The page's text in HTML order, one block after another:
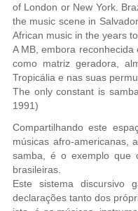
of London or New York.
the music scene in
African music in the years
A MB, embora
como matriz geradora,
Tropicália e nas suas
The only constant is
1991)
Compartilhando este
músicas afro-americanas,
samba, é o exemplo que
brasileiras.
Este sistema discursivo
declarações tanto dos